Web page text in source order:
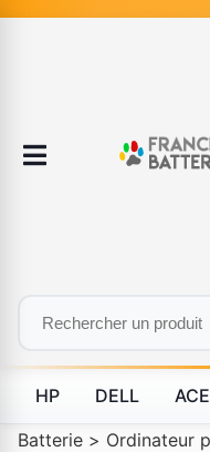
HP DELL
Batterie > Ordinateur